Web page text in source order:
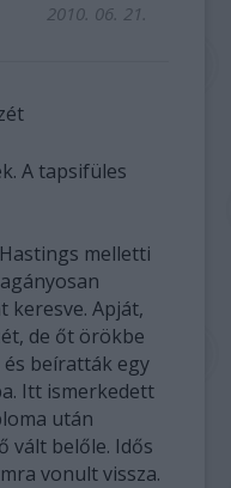
2010. 06. 21.
A tapsifüles
melletti
keresve. Apját,
de őt örökbe
és beíratták egy
Itt ismerkedett
után
vált belőle. Idős
vonult vissza.